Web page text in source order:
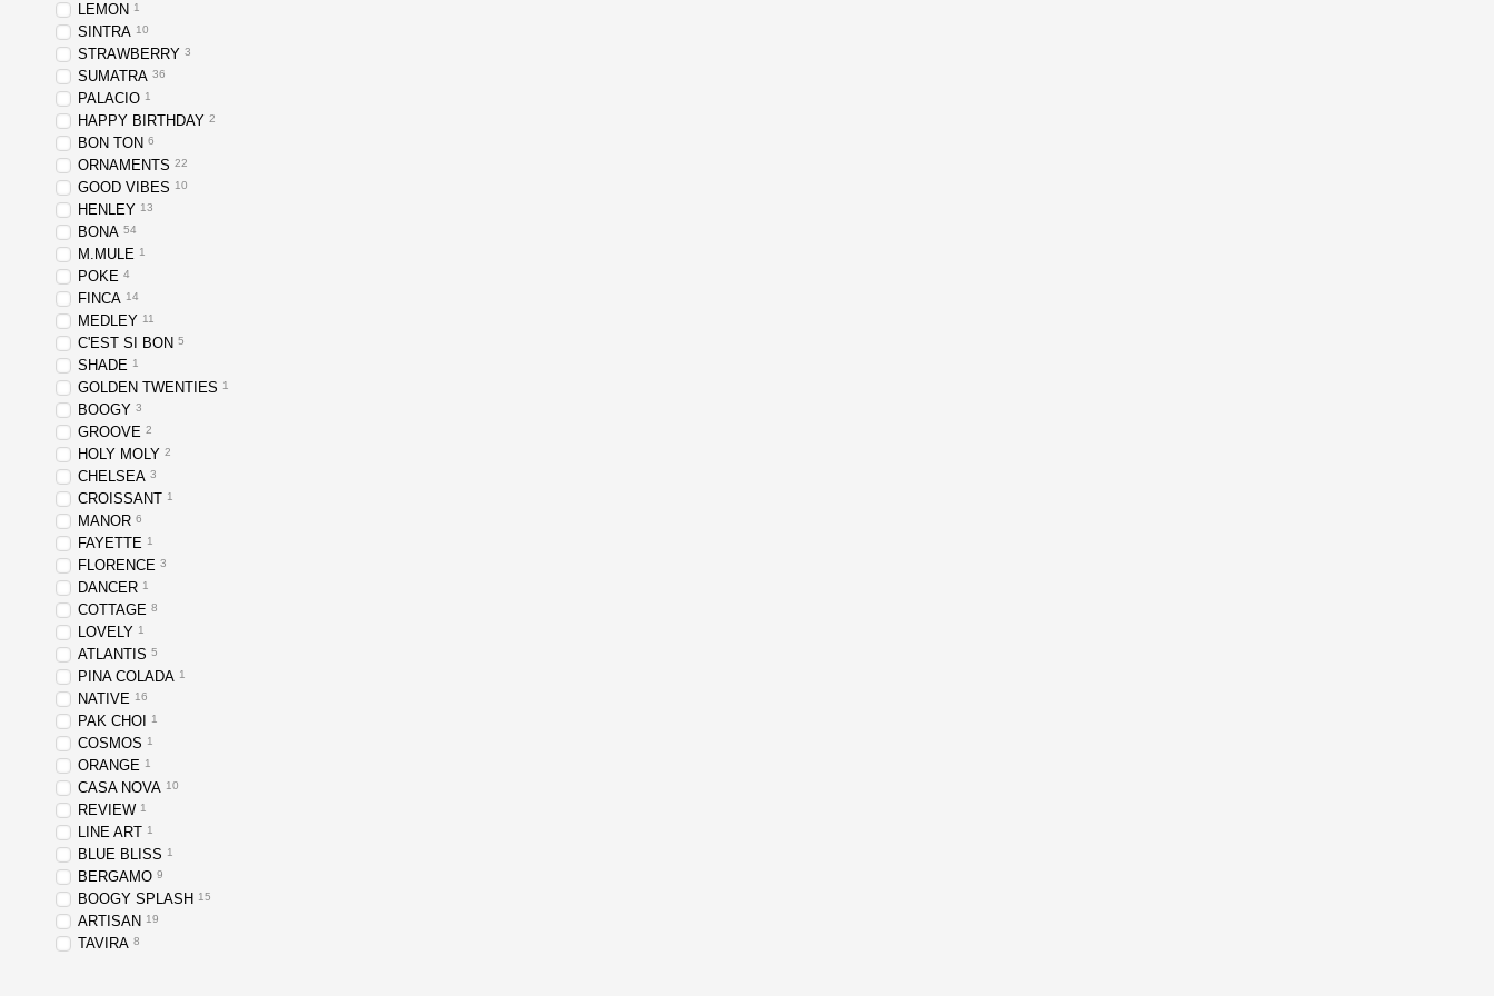
LEMON 1
SINTRA 10
STRAWBERRY 3
SUMATRA 36
PALACIO 1
HAPPY BIRTHDAY 2
BON TON 6
ORNAMENTS 22
GOOD VIBES 10
HENLEY 13
BONA 54
M.MULE 1
POKE 4
FINCA 14
MEDLEY 11
C'EST SI BON 5
SHADE 1
GOLDEN TWENTIES 1
BOOGY 3
GROOVE 2
HOLY MOLY 2
CHELSEA 3
CROISSANT 1
MANOR 6
FAYETTE 1
FLORENCE 3
DANCER 1
COTTAGE 8
LOVELY 1
ATLANTIS 5
PINA COLADA 1
NATIVE 16
PAK CHOI 1
COSMOS 1
ORANGE 1
CASA NOVA 10
REVIEW 1
LINE ART 1
BLUE BLISS 1
BERGAMO 9
BOOGY SPLASH 15
ARTISAN 19
TAVIRA 8